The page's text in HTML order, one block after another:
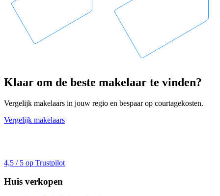
Klaar om de beste makelaar te vinden?
Vergelijk makelaars in jouw regio en bespaar op courtagekosten.
Vergelijk makelaars
4,5 / 5 op Trustpilot
Huis verkopen